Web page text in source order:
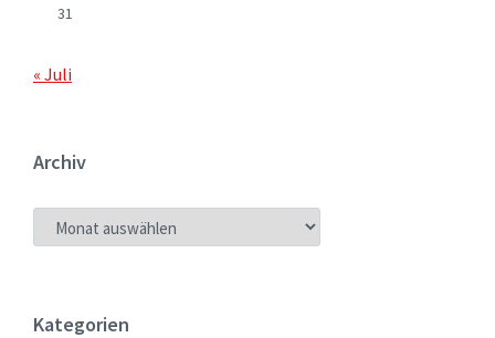
31
« Juli
Archiv
ARCHIV
Kategorien